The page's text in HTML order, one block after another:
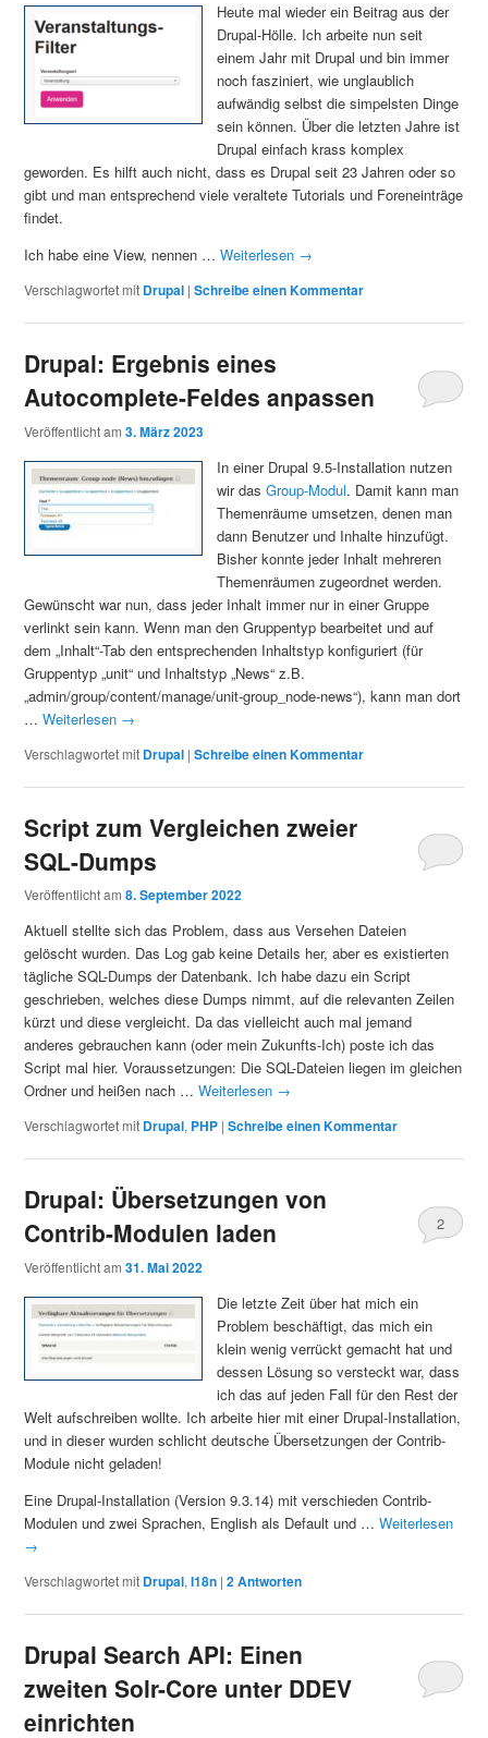
Heute mal wieder ein Beitrag aus der
Drupal-Hölle. Ich arbeite nun seit
einem Jahr mit Drupal und bin immer
noch fasziniert, wie unglaublich
aufwändig selbst die simpelsten Dinge
sein können. Über die letzten Jahre ist
Drupal einfach krass komplex
geworden. Es hilft auch nicht, dass es Drupal seit 23 Jahren oder so
gibt und man entsprechend viele veraltete Tutorials und Foreneinträge
findet.
Ich habe eine View, nennen …Weiterlesen →
Verschlagwortet mit Drupal |Schreibe einen Kommentar
Drupal: Ergebnis eines
Autocomplete-Feldes anpassen
Veröffentlicht am3. März 2023
In einer Drupal 9.5-Installation nutzen
wir dasGroup-Modul. Damit kann man
Themenräume umsetzen, denen man
dann Benutzer und Inhalte hinzufügt.
Bisher konnte jeder Inhalt mehreren
Themenräumen zugeordnet werden.
Gewünscht war nun, dass jeder Inhalt immer nur in einer Gruppe
verlinkt sein kann. Wenn man den Gruppentyp bearbeitet und auf
dem „Inhalt“-Tab den entsprechenden Inhaltstyp konfiguriert (für
Gruppentyp „unit“ und Inhaltstyp „News“ z.B.
„admin/group/content/manage/unit-group_node-news“), kann man dort
…Weiterlesen →
Verschlagwortet mit Drupal |Schreibe einen Kommentar
Script zum Vergleichen zweier
SQL-Dumps
Veröffentlicht am8. September 2022
Aktuell stellte sich das Problem, dass aus Versehen Dateien
gelöscht wurden. Das Log gab keine Details her, aber es existierten
tägliche SQL-Dumps der Datenbank. Ich habe dazu ein Script
geschrieben, welches diese Dumps nimmt, auf die relevanten Zeilen
kürzt und diese vergleicht. Da das vielleicht auch mal jemand
anderes gebrauchen kann (oder mein Zukunfts-Ich) poste ich das
Script mal hier. Voraussetzungen: Die SQL-Dateien liegen im gleichen
Ordner und heißen nach …Weiterlesen →
Verschlagwortet mit Drupal, PHP |Schreibe einen Kommentar
Drupal: Übersetzungen von
Contrib-Modulen laden
Veröffentlicht am31. Mai 2022
2
Die letzte Zeit über hat mich ein
Problem beschäftigt, das mich ein
klein wenig verrückt gemacht hat und
dessen Lösung so versteckt war, dass
ich das auf jeden Fall für den Rest der
Welt aufschreiben wollte. Ich arbeite hier mit einer Drupal-Installation,
und in dieser wurden schlicht deutsche Übersetzungen der Contrib-
Module nicht geladen!
Eine Drupal-Installation (Version 9.3.14) mit verschieden Contrib-
Modulen und zwei Sprachen, English als Default und …Weiterlesen
→
Verschlagwortet mit Drupal,I18n |2Antworten
Drupal Search API: Einen
zweiten Solr-Core unter DDEV
einrichten